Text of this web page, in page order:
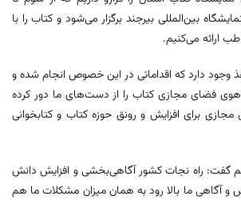
بین‌المللی بیرجند برگزار می‌شود و کتاب را با
وجود دارد که اقداماتی در این خصوص انجام شده و
فضای مجازی کتاب را از دست‌های ما دور کرده
برای افزایش و رونق حوزه کتاب و کتابخوانی
گفت: راه نجات کشور آگاهی‌بخشی و افزایش دانش
ما بالا رود به همان میزان مشکلات ما هم